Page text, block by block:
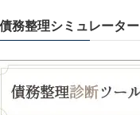
債務整理シミュレーター